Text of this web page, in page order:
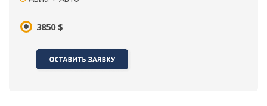
3850 $